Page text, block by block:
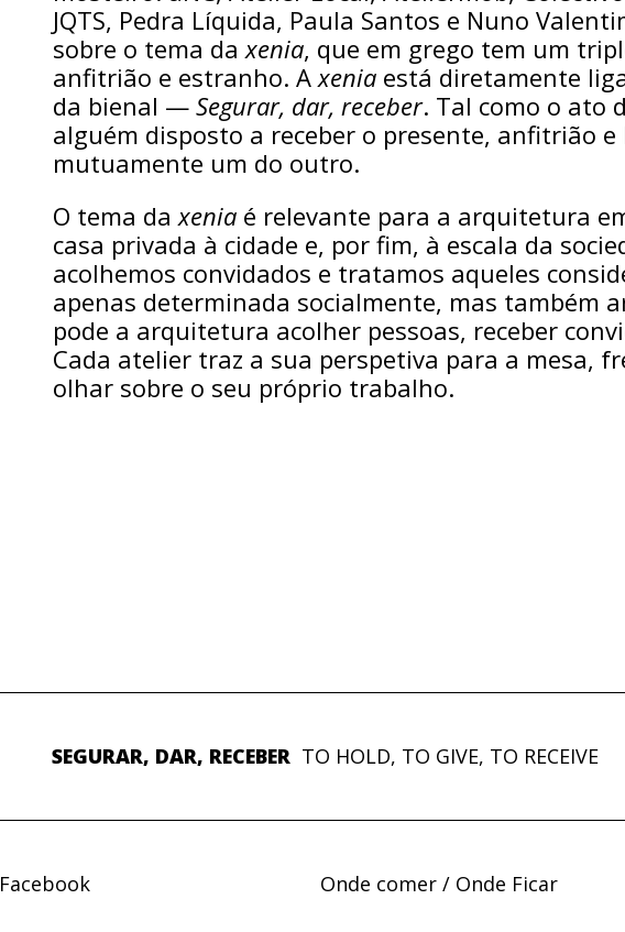
JQTS, Pedra Líquida, Paula Santos e Nuno
sobre o tema daxenia, que em grego tem um
anfitrião e estranho. Axeniaestá diretamente
da bienal — Segurar, dar, receber. Tal como o ato
alguém disposto a receber o presente, anfitrião e
mutuamente um do outro.
O tema daxeniaé relevante para a arquitetura
casa privada à cidade e, por fim, à escala da
acolhemos convidados e tratamos aqueles
apenas determinada socialmente, mas também
pode a arquitetura acolher pessoas, receber
Cada atelier traz a sua perspetiva para a mesa,
olhar sobre o seu próprio trabalho.
SEGURAR, DAR, RECEBERTO HOLD, TO GIVE, TO RECEIVE
Facebook Onde comer / Onde Ficar